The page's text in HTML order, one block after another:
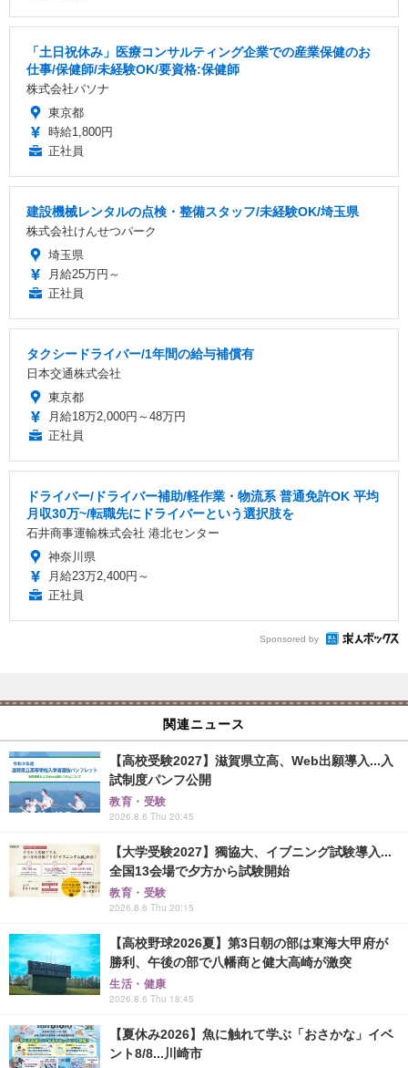
「土日祝休み」医療コンサルティング企業での産業保健のお
仕事/保健師/未経験OK/要資格:保健師
株式会社パソナ
東京都
時給1,800円
正社員
建設機械レンタルの点検・整備スタッフ/未経験OK/埼玉県
株式会社けんせつパーク
埼玉県
月給25万円～
正社員
タクシードライバー/1年間の給与補償有
日本交通株式会社
東京都
月給18万2,000円～48万円
正社員
ドライバー/ドライバー補助/軽作業・物流系 普通免許OK 平均
月収30万~/転職先にドライバーという選択肢を
石井商事運輸株式会社 港北センター
神奈川県
月給23万2,400円～
正社員
Sponsored by
関連ニュース
【高校受験2027】滋賀県立高、Web出願導入...入
試制度パンフ公開
教育・受験
2026.8.6 Thu 20:45
【大学受験2027】獨協大、イブニング試験導入...
全国13会場で夕方から試験開始
教育・受験
2026.8.6 Thu 20:15
【高校野球2026夏】第3日朝の部は東海大甲府が
勝利、午後の部で八幡商と健大高崎が激突
生活・健康
2026.8.6 Thu 18:45
【夏休み2026】魚に触れて学ぶ「おさかな」イベ
ント8/8...川崎市